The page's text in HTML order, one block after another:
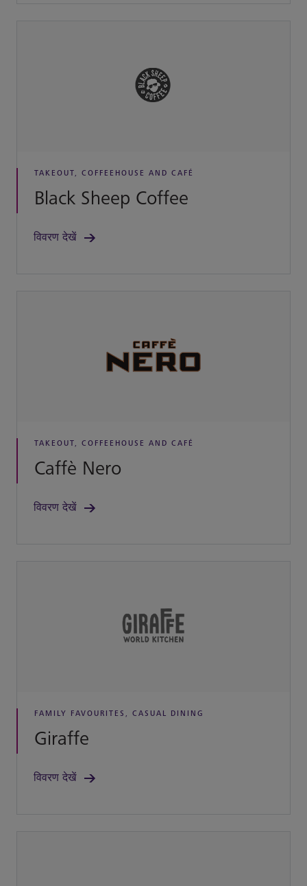
TAKEOUT, COFFEEHOUSE AND CAFÉ
Black Sheep Coffee
विवरण देखें
TAKEOUT, COFFEEHOUSE AND CAFÉ
Caffè Nero
विवरण देखें
FAMILY FAVOURITES, CASUAL DINING
Giraffe
विवरण देखें